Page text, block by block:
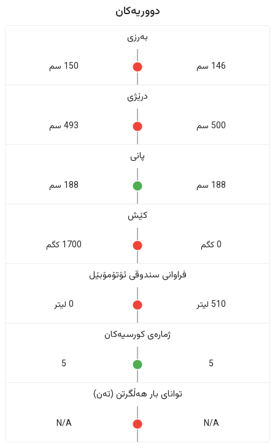
دووریەکان
بەرزی
146 سم 150 سم
درێژی
500 سم 493 سم
پانی
188 سم 188 سم
کێش
0 کگم 1700 کگم
فراوانی سندوقی ئۆتۆمۆبێل
510 لیتر 0 لیتر
ژمارەی کورسیەکان
5
5
تواناى بار هەڵگرتن (تەن)
N/A
N/A